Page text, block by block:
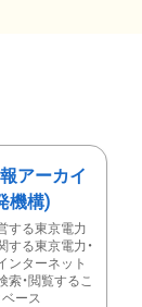
アーカイ
機構)
する東京電力
る東京電力・
ンターネット
・閲覧するこ
ース